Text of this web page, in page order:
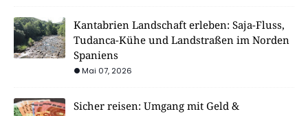
Kantabrien Landschaft erleben: Saja-Fluss,
Tudanca-Kühe und Landstraßen im Norden
Spaniens
Mai 07, 2026
Sicher reisen: Umgang mit Geld &